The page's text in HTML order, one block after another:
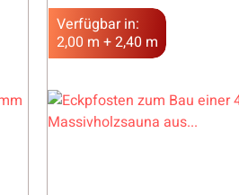
Verfügbar in:
2,00 m + 2,40 m